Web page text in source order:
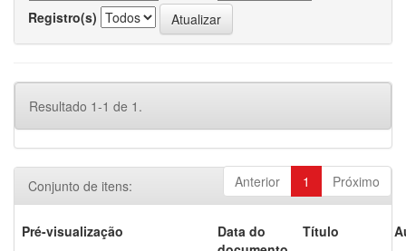
Registro(s)
Resultado 1-1 de 1.
Anterior 1 Próximo
Conjunto de itens:
Pré-visualização
Data do
Título